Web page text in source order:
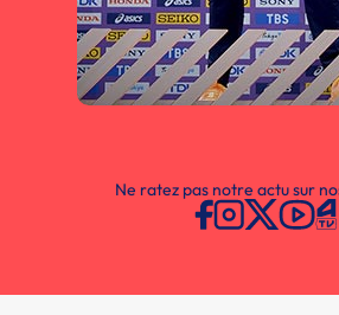
Ne ratez pas notre actu sur